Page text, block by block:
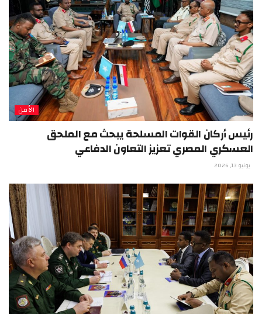
الأمن
رئيس أركان القوات المسلحة يبحث مع الملحق
العسكري المصري تعزيز التعاون الدفاعي
يونيو 13, 2026